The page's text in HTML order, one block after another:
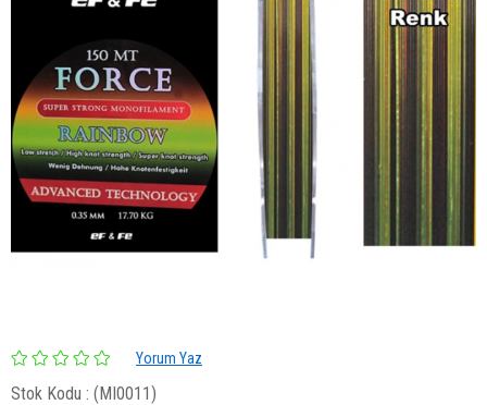
Yorum Yaz
Stok Kodu
(MI0011)